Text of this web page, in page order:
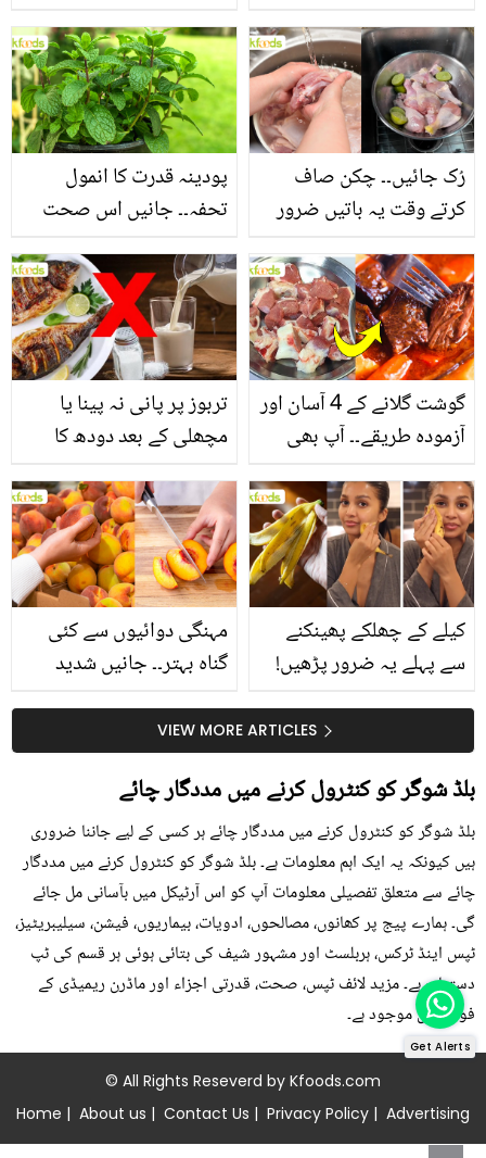
منرلز اور اینٹی آکسیڈنٹس
سے بھرپور اس سبزی کے
فائدے
بنانے کے چند قدرتی طریقے
پودینہ قدرت کا انمول
تحفہ۔۔ جانیں اس صحت
انگیز طبی فوائد
رُک جائیں۔۔ چکن صاف
کرتے وقت یہ باتیں ضرور
تربوز پر پانی نہ پینا یا
مچھلی کے بعد دودھ کا
سے متعلق غلط فہمیوں کی
حقیقت کیا ہے اور افواہ
کیا؟
گوشت گلانے کے 4 آسان اور
آزمودہ طریقے۔۔ آپ بھی
بتائے راز
مہنگی دوائیوں سے کئی
گناہ بہتر۔۔ جانیں شدید
کیوں کھانا چاہیے؟
کیلے کے چھلکے پھینکنے
سے پہلے یہ ضرور پڑھیں!
سستا اور قدرتی حلVIEW MORE ARTICLES
بلڈ شوگر کو کنٹرول کرنے میں مددگار چائے
بلڈ شوگر کو کنٹرول کرنے میں مددگار چائے ہر کسی کے لیے جاننا ضروری
ہیں کیونکہ یہ ایک اہم معلومات ہے۔ بلڈ شوگر کو کنٹرول کرنے میں مددگار
چائے سے متعلق تفصیلی معلومات آپ کو اس آرٹیکل میں بآسانی مل جائے
گی۔ ہمارے پیج پر کھانوں، مصالحوں، ادویات، بیماریوں، فیشن، سیلیبریٹیز،
ٹپس اینڈ ٹرکس، ہربلسٹ اور مشہور شیف کی بتائی ہوئی ہر قسم کی ٹپ
دستیاب ہے۔ مزید لائف ٹپس، صحت، قدرتی اجزاء اور ماڈرن ریمیڈی کے
فوڈز میں موجود ہے۔
© All Rights Reseverd by Kfoods.com
Home | About us | Contact Us | Privacy Policy | Advertising
Get Alerts